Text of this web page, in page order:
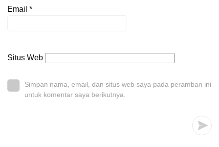
Email *
Situs Web
Simpan nama, email, dan situs web saya pada peramban ini
untuk komentar saya berikutnya.